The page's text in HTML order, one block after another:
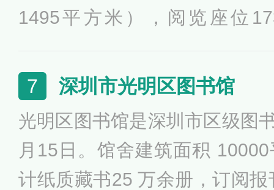
1495平方米），阅览座位
线网络全覆盖。
7 深圳市光明区图书馆
光明区图书馆是深圳市区级图
月15日。馆舍建筑面积
计纸质藏书25 万余册，订阅